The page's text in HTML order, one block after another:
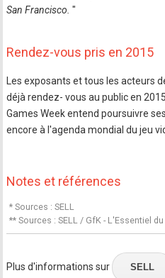
San Francisco."
Rendez-vous pris en 2015
Les exposants et tous les acteurs
déjà rendez- vous au public en
Games Week entend poursuivre
encore à l'agenda mondial du jeu
Notes et références
* Sources : SELL
** Sources : SELL / GfK - L'Essentiel
Plus d'informations sur SELL